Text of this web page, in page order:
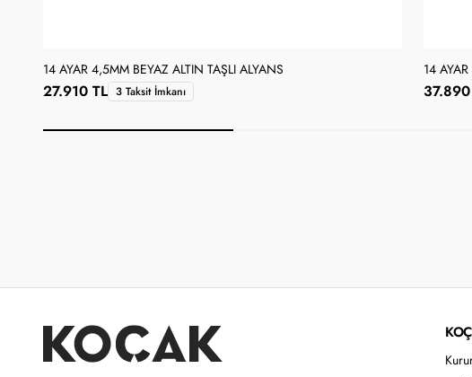
14 AYAR 4,5MM BEYAZ ALTIN TAŞLI ALYANS
27.910 TL 3 Taksit İmkanı
14